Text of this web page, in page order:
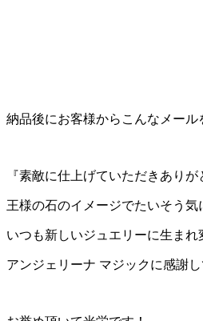
納品後にお客様からこんなメール
『素敵に仕上げていただきあり
王様の石のイメージでたいそう気
いつも新しいジュエリーに生まれ
アンジェリーナ マジックに感謝し